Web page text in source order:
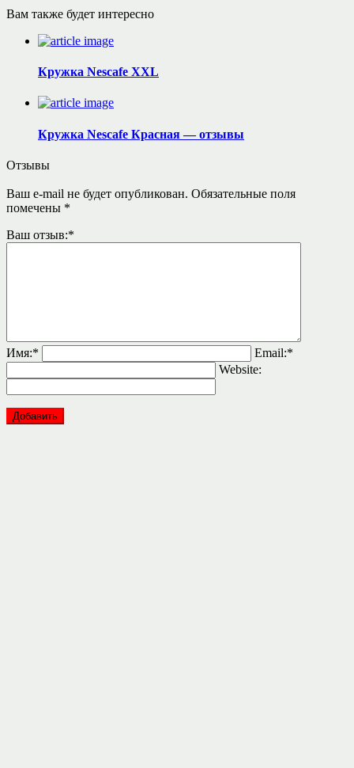
Вам также будет интересно
Кружка Nescafe XXL
Кружка Nescafe Красная — отзывы
Отзывы
Ваш e-mail не будет опубликован. Обязательные поля
помечены *
Ваш отзыв:*
Имя:* Email:*
Website: